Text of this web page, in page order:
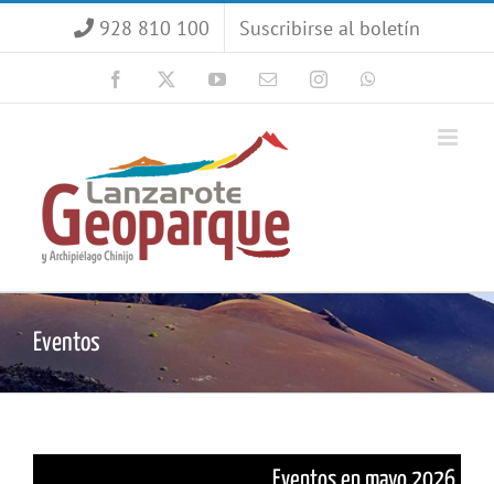
928 810 100 Suscribirse al boletín
Facebook YouTubeCorreoInstagram
Eventos